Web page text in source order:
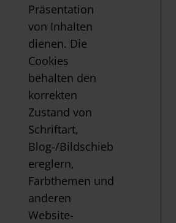
Präsentation
von Inhalten
dienen. Die
Cookies
behalten den
korrekten
Zustand von
Schriftart,
Blog-/Bildschieb
ereglern,
Farbthemen und
anderen
Website-